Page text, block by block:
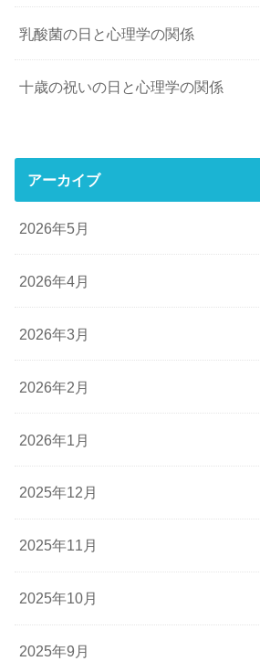
乳酸菌の日と心理学の関係
十歳の祝いの日と心理学の関係
アーカイブ
2026年5月
2026年4月
2026年3月
2026年2月
2026年1月
2025年12月
2025年11月
2025年10月
2025年9月